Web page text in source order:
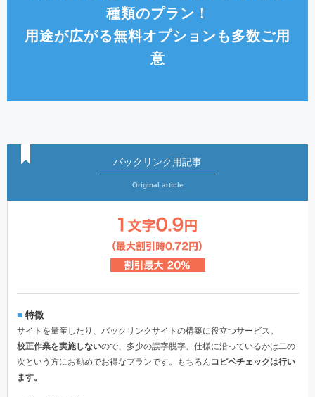
種類のプラン！
用途が広がる無料オプションも多数ご用
意
バックリンク用記事
Original article
■ 特徴
サイトを量産したり、バックリンクサイトの構築に役立つサービス。
校正作業を実施しないので、多少の誤字脱字、仕様に沿っているかは二の
次という方にお勧めでお得なプランです。もちろんコピペチェックは行い
ます。